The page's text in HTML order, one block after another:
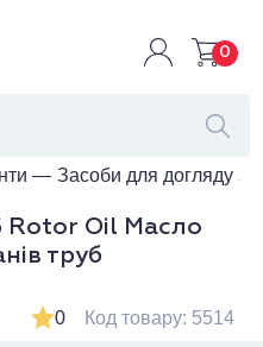
0
Засоби для догляду
Rotor Oil Масло
труб
0 Код товару: 5514